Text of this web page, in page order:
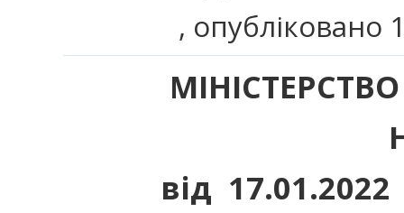
, опубліковано
від